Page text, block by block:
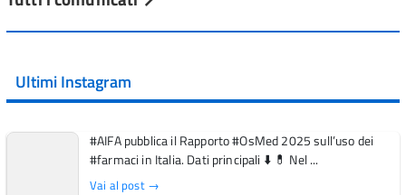
Ultimi Instagram
#AIFA pubblica il Rapporto #OsMed 2025 sull’uso dei
#farmaci in Italia. Dati principali ⬇️ 💊 Nel ...
Vai al post →